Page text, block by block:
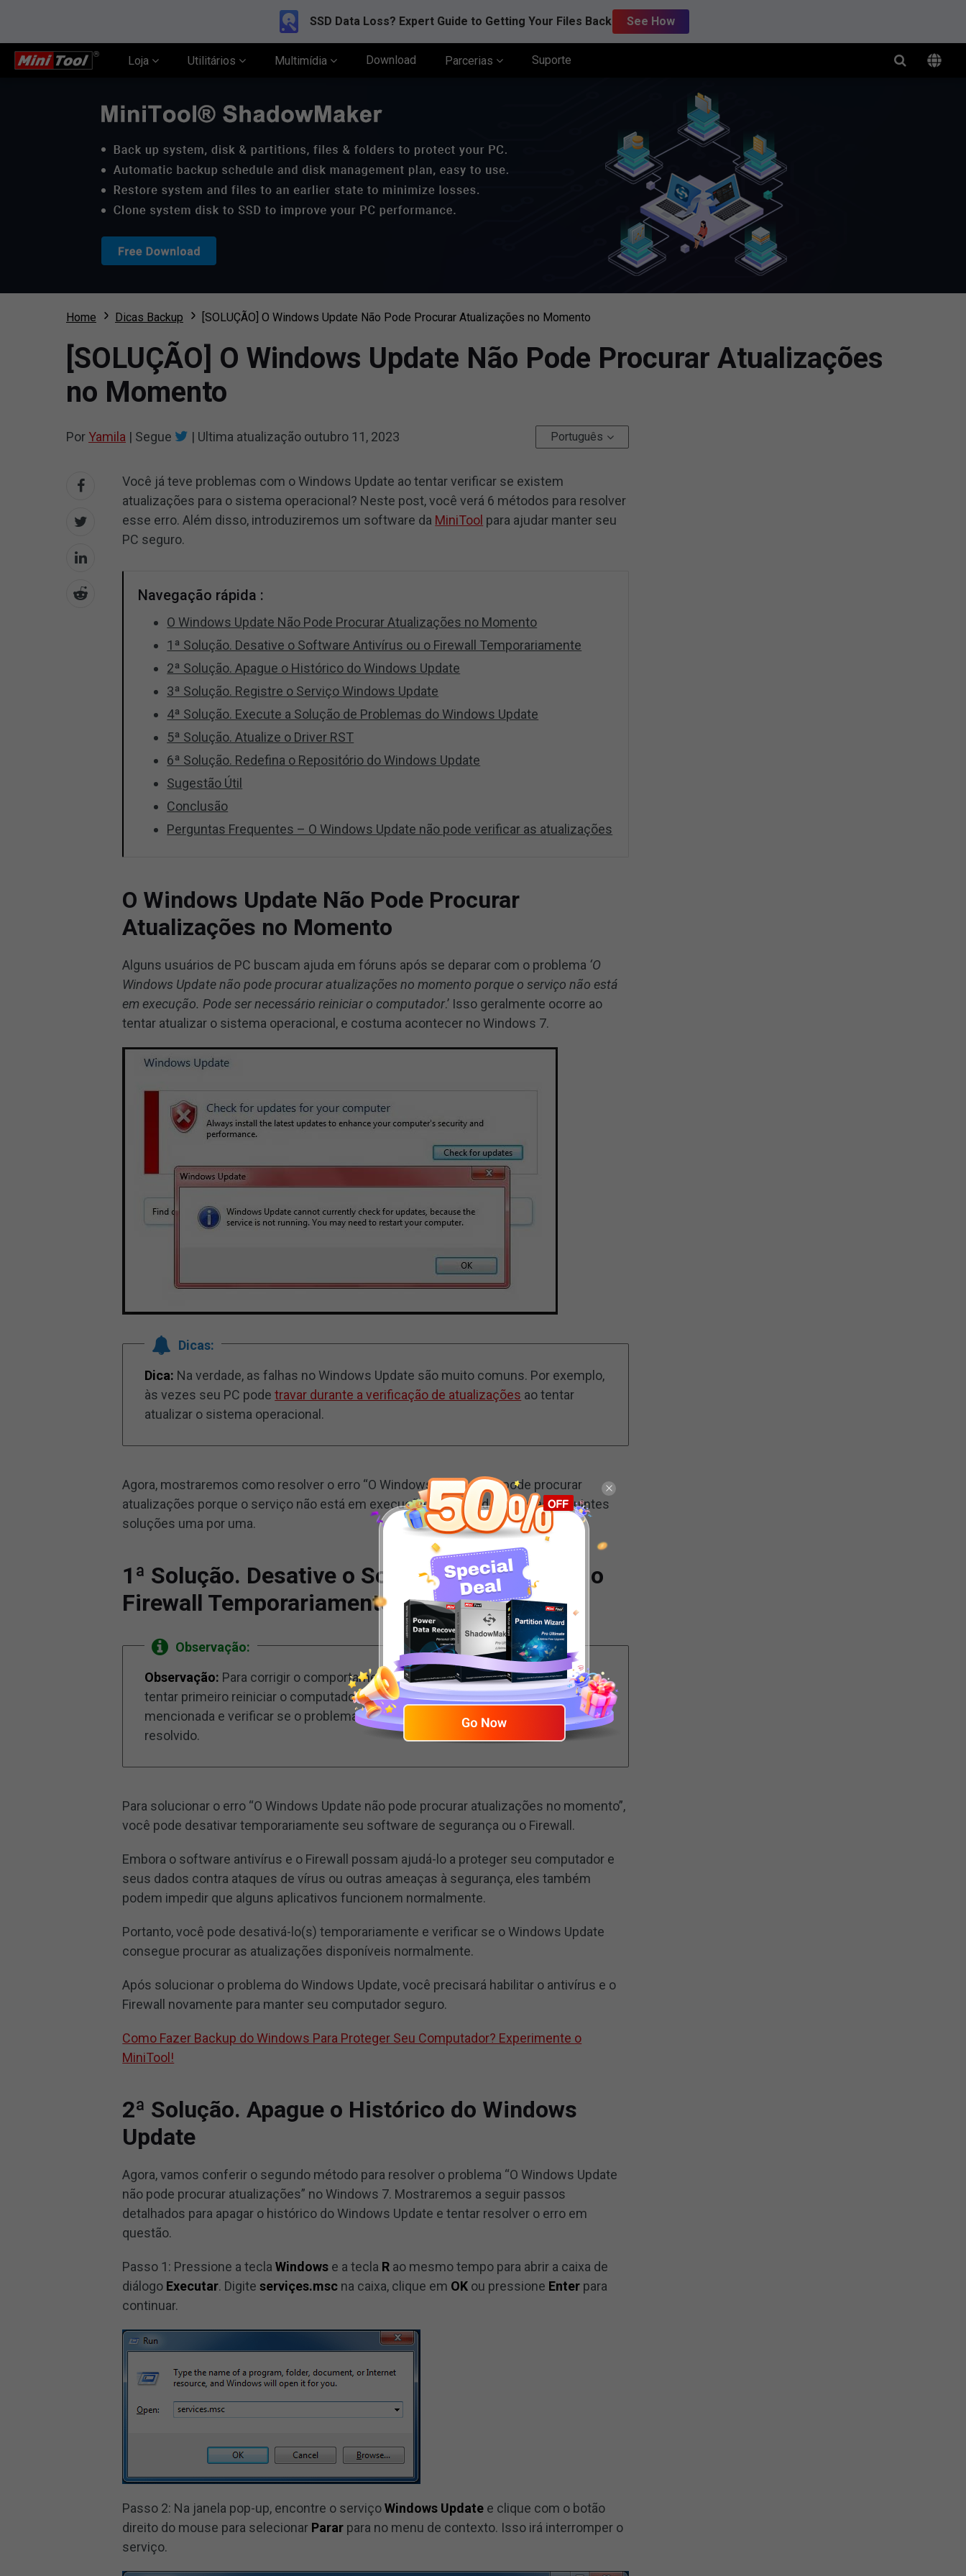
SSD Data Loss? Expert Guide to Getting Your Files Back See How
Loja Utilitários Multimídia Download Parcerias Suporte
Home Dicas Backup [SOLUÇÃO] O Windows Update Não Pode Procurar Atualizações no Momento
[SOLUÇÃO] O Windows Update Não Pode Procurar Atualizações
no Momento
Por Yamila | Segue | Ultima atualização outubro 11, 2023 Português
Você já teve problemas com o Windows Update ao tentar verificar se existem
atualizações para o sistema operacional? Neste post, você verá 6 métodos para resolver
esse erro. Além disso, introduziremos um software da MiniTool para ajudar manter seu
PC seguro.
Navegação rápida :
O Windows Update Não Pode Procurar Atualizações no Momento
1ª Solução. Desative o Software Antivírus ou o Firewall Temporariamente
2ª Solução. Apague o Histórico do Windows Update
3ª Solução. Registre o Serviço Windows Update
4ª Solução. Execute a Solução de Problemas do Windows Update
5ª Solução. Atualize o Driver RST
6ª Solução. Redefina o Repositório do Windows Update
Sugestão Útil
Conclusão
Perguntas Frequentes – O Windows Update não pode verificar as atualizações
O Windows Update Não Pode Procurar
Atualizações no Momento
Alguns usuários de PC buscam ajuda em fóruns após se deparar com o problema ‘O
Windows Update não pode procurar atualizações no momento porque o serviço não está
em execução. Pode ser necessário reiniciar o computador.’ Isso geralmente ocorre ao
tentar atualizar o sistema operacional, e costuma acontecer no Windows 7.
Dicas:
Dica: Na verdade, as falhas no Windows Update são muito comuns. Por exemplo,
às vezes seu PC podetravar durante a verificação de atualizações ao tentar
atualizar o sistema operacional.
Agora, mostraremos como resolver o erro “O Windows Update não pode procurar
atualizações porque o serviço não está em execução”. Você pode tentar as seguintes
soluções uma por uma.
1ª Solução. Desative o Software Antivírus ou o
Firewall Temporariamente
Observação:
Observação: Para corrigir o comportamento do Windows Update, você pode
tentar primeiro reiniciar o computador conforme a mensagem de erro
mencionada e verificar se o problema de verificação de atualizações pode ser
resolvido.
Para solucionar o erro “O Windows Update não pode procurar atualizações no momento”,
você pode desativar temporariamente seu software de segurança ou o Firewall.
Embora o software antivírus e o Firewall possam ajudá-lo a proteger seu computador e
seus dados contra ataques de vírus ou outras ameaças à segurança, eles também
podem impedir que alguns aplicativos funcionem normalmente.
Portanto, você pode desativá-lo(s) temporariamente e verificar se o Windows Update
consegue procurar as atualizações disponíveis normalmente.
Após solucionar o problema do Windows Update, você precisará habilitar o antivírus e o
Firewall novamente para manter seu computador seguro.
Como Fazer Backup do Windows Para Proteger Seu Computador? Experimente o
MiniTool!
2ª Solução. Apague o Histórico do Windows
Update
Agora, vamos conferir o segundo método para resolver o problema “O Windows Update
não pode procurar atualizações” no Windows 7. Mostraremos a seguir passos
detalhados para apagar o histórico do Windows Update e tentar resolver o erro em
questão.
Passo 1: Pressione a teclaWindows e a tecla R ao mesmo tempo para abrir a caixa de
diálogo Executar. Digiteserviçes.msc na caixa, clique em OK ou pressione Enter para
continuar.
Passo 2: Na janela pop-up, encontre o serviçoWindows Update e clique com o botão
direito do mouse para selecionar Parar para no menu de contexto. Isso irá interromper o
serviço.